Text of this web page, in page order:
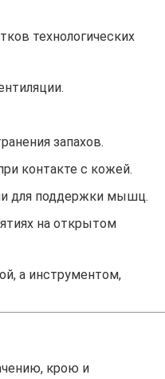
технологических
запахов.
контакте с кожей.
для поддержки мышц.
на открытом
а инструментом,
крою и